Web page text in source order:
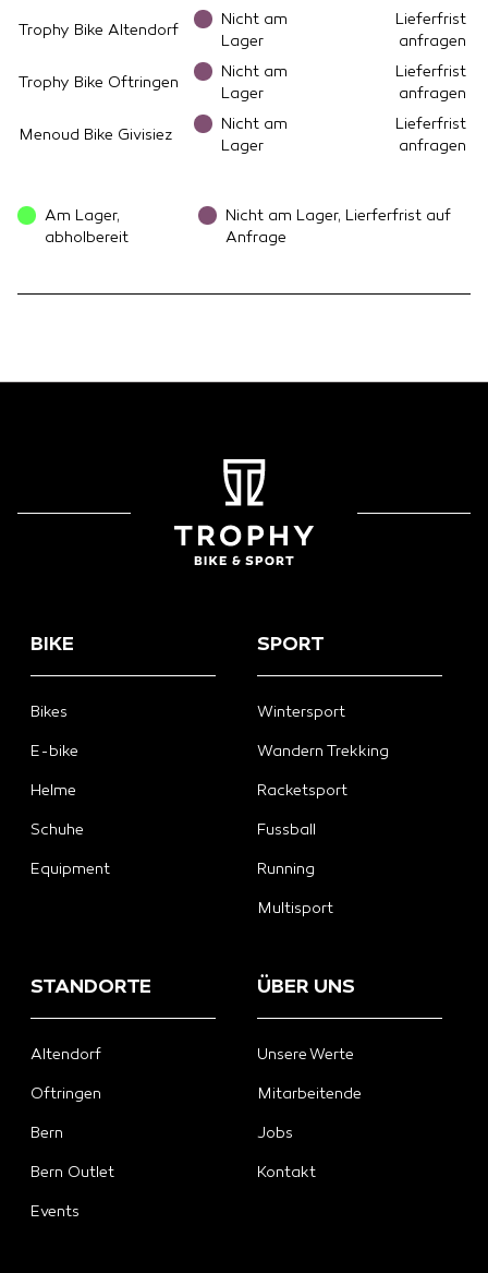
Trophy Bike Altendorf
Nicht am
Lager
Lieferfrist
anfragen
Trophy Bike Oftringen
Nicht am
Lager
Lieferfrist
anfragen
Menoud Bike Givisiez
Nicht am
Lager
Lieferfrist
anfragen
Am Lager,
abholbereit
Nicht am Lager, Lierferfrist auf
Anfrage
BIKE
Bikes
E-bike
Helme
Schuhe
Equipment
SPORT
Wintersport
Wandern Trekking
Racketsport
Fussball
Running
Multisport
STANDORTE
Altendorf
Oftringen
Bern
Bern Outlet
Events
ÜBER UNS
Unsere Werte
Mitarbeitende
Jobs
Kontakt